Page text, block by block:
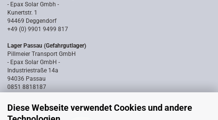
Diese Webseite verwendet Cookies und andere
- Epax Solar Gmbh -
Kunertstr. 1
94469 Deggendorf
+49 (0) 9901 9499 817
Lager Passau (Gefahrgutlager)
Pillmeier Transport GmbH
- Epax Solar GmbH -
Industriestraße 14a
94036 Passau
0851 8818187